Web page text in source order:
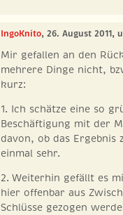
IngoKnito, 26. August 2011,
Mir gefallen an den
mehrere Dinge nicht,
kurz:
1. Ich schätze eine so
Beschäftigung mit der
davon, ob das Ergebnis
einmal sehr.
2. Weiterhin gefällt es
hier offenbar aus
Schlüsse gezogen